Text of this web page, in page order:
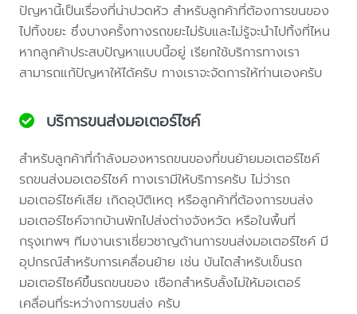
ปัญหานี้เป็นเรื่องที่น่าปวดหัว สำหรับลูกค้าที่ต้องการขนของ
ไปทิ้งขยะ ซึ่งบางครั้งทางรถขยะไม่รับและไม่รู้จะนำไปทิ้งที่ไหน
หากลูกค้าประสบปัญหาแบบนี้อยู่ เรียกใช้บริการทางเรา
สามารถแก้ปัญหาให้ได้ครับ ทางเราจะจัดการให้ท่านเองครับ
บริการขนส่งมอเตอร์ไซค์
สำหรับลูกค้าที่กำลังมองหารถขนของที่ขนย้ายมอเตอร์ไซค์
รถขนส่งมอเตอร์ไซค์ ทางเรามีให้บริการครับ ไม่ว่ารถ
มอเตอร์ไซค์เสีย เกิดอุบัติเหตุ หรือลูกค้าที่ต้องการขนส่ง
มอเตอร์ไซค์จากบ้านพักไปส่งต่างจังหวัด หรือในพื้นที่
กรุงเทพฯ ทีมงานเราเชี่ยวชาญด้านการขนส่งมอเตอร์ไซค์ มี
อุปกรณ์สำหรับการเคลื่อนย้าย เช่น บันไดสำหรับเข็นรถ
มอเตอร์ไซค์ขึ้นรถขนของ เชือกสำหรับลั้งไม่ให้มอเตอร์
เคลื่อนที่ระหว่างการขนส่ง ครับ